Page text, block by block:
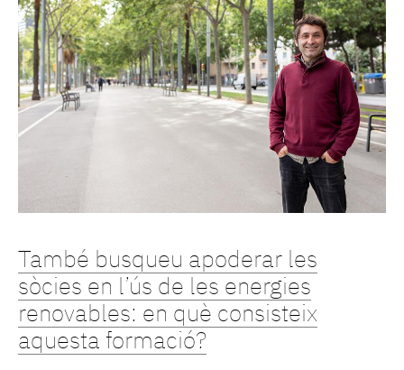
També busqueu apoderar les
sòcies en l’ús de les energies
renovables: en què consisteix
aquesta formació?